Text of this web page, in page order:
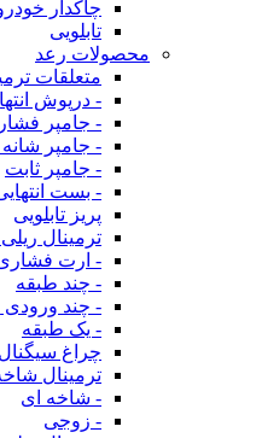
چاکدار
تابلویی
محصولات رعد
متعلقات
- درپوش
- جامپر
- جامپر
- جامپر ثابت
- بست
پریز تابلویی
ترمینال
- ارت
- چند طبقه
- چند
- یک طبقه
چراغ سیگنال
ترمینال
- شاخه ای
- زوجی